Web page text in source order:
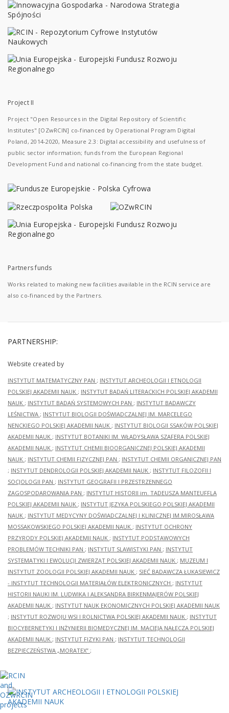
Project II
Project "Open Resources in the Digital Repository of Scientific
Institutes" [OZwRCIN] co-financed by Operational Program Digital
Poland, 2014-2020, Measure 2.3: Digital accessibility and usefulness of
public sector information; funds from the European Regional
Development Fund and national co-financing from the state budget.
Partners funds
Works related to making new facilities available in the RCIN service are
also co-financed by the Partners.
PARTNERSHIP:
Website created by
INSTYTUT MATEMATYCZNY PAN ; INSTYTUT ARCHEOLOGII I ETNOLOGII
POLSKIEJ AKADEMII NAUK ; INSTYTUT BADAŃ LITERACKICH POLSKIEJ AKADEMII
NAUK ; INSTYTUT BADAŃ SYSTEMOWYCH PAN ; INSTYTUT BADAWCZY
LEŚNICTWA ; INSTYTUT BIOLOGII DOŚWIADCZALNEJ IM. MARCELEGO
NENCKIEGO POLSKIEJ AKADEMII NAUK ; INSTYTUT BIOLOGII SSAKÓW POLSKIEJ
AKADEMII NAUK ; INSTYTUT BOTANIKI IM. WŁADYSŁAWA SZAFERA POLSKIEJ
AKADEMII NAUK ; INSTYTUT CHEMII BIOORGANICZNEJ POLSKIEJ AKADEMII
NAUK ; INSTYTUT CHEMII FIZYCZNEJ PAN ; INSTYTUT CHEMII ORGANICZNEJ PAN
; INSTYTUT DENDROLOGII POLSKIEJ AKADEMII NAUK ; INSTYTUT FILOZOFII I
SOCJOLOGII PAN ; INSTYTUT GEOGRAFII I PRZESTRZENNEGO
ZAGOSPODAROWANIA PAN ; INSTYTUT HISTORII im. TADEUSZA MANTEUFFLA
POLSKIEJ AKADEMII NAUK ; INSTYTUT JĘZYKA POLSKIEGO POLSKIEJ AKADEMII
NAUK ; INSTYTUT MEDYCYNY DOŚWIADCZALNEJ I KLINICZNEJ IM.MIROSŁAWA
MOSSAKOWSKIEGO POLSKIEJ AKADEMII NAUK ; INSTYTUT OCHRONY
PRZYRODY POLSKIEJ AKADEMII NAUK ; INSTYTUT PODSTAWOWYCH
PROBLEMÓW TECHNIKI PAN ; INSTYTUT SLAWISTYKI PAN ; INSTYTUT
SYSTEMATYKI I EWOLUCJI ZWIERZĄT POLSKIEJ AKADEMII NAUK ; MUZEUM I
INSTYTUT ZOOLOGII POLSKIEJ AKADEMII NAUK ; SIEĆ BADAWCZA ŁUKASIEWICZ
- INSTYTUT TECHNOLOGII MATERIAŁÓW ELEKTRONICZNYCH ; INSTYTUT
HISTORII NAUKI IM. LUDWIKA I ALEKSANDRA BIRKENMAJERÓW POLSKIEJ
AKADEMII NAUK ; INSTYTUT NAUK EKONOMICZNYCH POLSKIEJ AKADEMII NAUK
; INSTYTUT ROZWOJU WSI I ROLNICTWA POLSKIEJ AKADEMII NAUK ; INSTYTUT
BIOCYBERNETYKI I INŻYNIERII BIOMEDYCZNEJ IM. MACIEJA NAŁĘCZA POLSKIEJ
AKADEMII NAUK ; INSTYTUT FIZYKI PAN ; INSTYTUT TECHNOLOGII
BEZPIECZEŃSTWA „MORATEX” ;